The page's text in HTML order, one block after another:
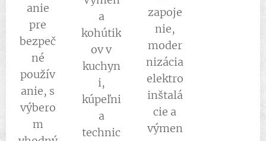
anie
pre
bezpeč
né
použív
anie, s
výbero
m
a
kohútik
ov v
kuchyn
i,
kúpeľni
a
technic
zapoje
nie,
moder
nizácia
elektro
inštalá
cie a
výmen